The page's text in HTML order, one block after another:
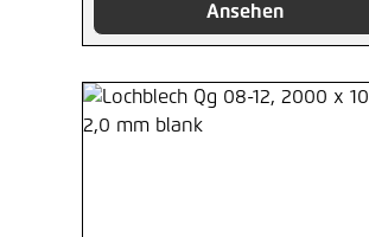
Ansehen